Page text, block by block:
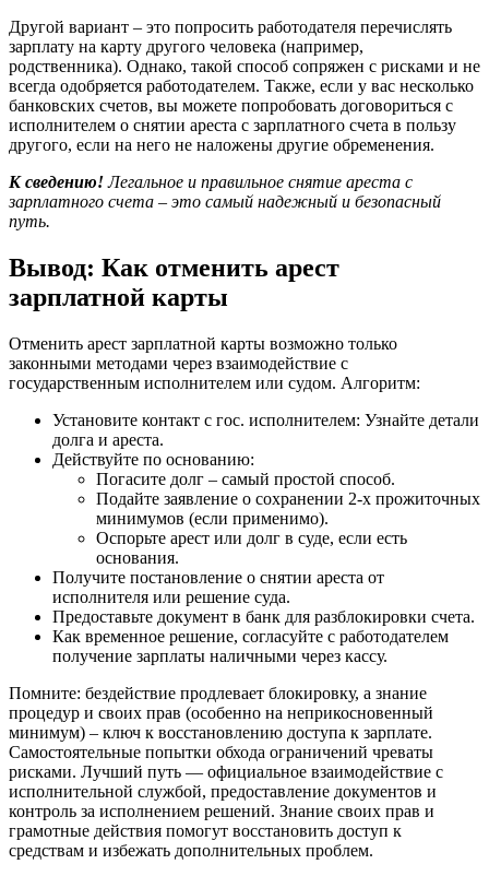
Другой вариант – это попросить работодателя перечислять
зарплату на карту другого человека (например,
родственника). Однако, такой способ сопряжен с рисками и не
всегда одобряется работодателем. Также, если у вас несколько
банковских счетов, вы можете попробовать договориться с
исполнителем о снятии ареста с зарплатного счета в пользу
другого, если на него не наложены другие обременения.
К сведению!Легальное и правильное снятие ареста с
зарплатного счета – это самый надежный и безопасный
путь.
Вывод: Как отменить арест
зарплатной карты
Отменить арест зарплатной карты возможно только
законными методами через взаимодействие с
государственным исполнителем или судом. Алгоритм:
Установите контакт с гос. исполнителем: Узнайте детали
долга и ареста.
Действуйте по основанию:
Погасите долг – самый простой способ.
Подайте заявление о сохранении 2-х прожиточных
минимумов (если применимо).
Оспорьте арест или долг в суде, если есть
основания.
Получите постановление о снятии ареста от
исполнителя или решение суда.
Предоставьте документ в банк для разблокировки счета.
Как временное решение, согласуйте с работодателем
получение зарплаты наличными через кассу.
Помните: бездействие продлевает блокировку, а знание
процедур и своих прав (особенно на неприкосновенный
минимум) – ключ к восстановлению доступа к зарплате.
Самостоятельные попытки обхода ограничений чреваты
рисками. Лучший путь — официальное взаимодействие с
исполнительной службой, предоставление документов и
контроль за исполнением решений. Знание своих прав и
грамотные действия помогут восстановить доступ к
средствам и избежать дополнительных проблем.